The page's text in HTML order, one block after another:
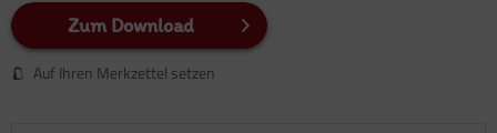
Zum Download
Auf Ihren Merkzettel setzen